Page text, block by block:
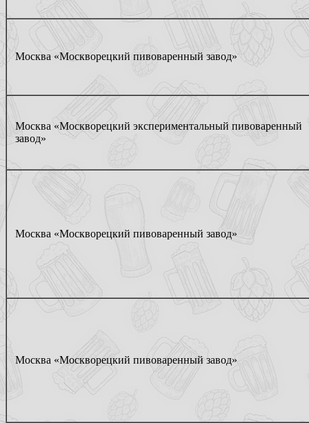
Москва «Москворецкий пивоваренный завод»
Москва «Москворецкий экспериментальный пивоваренный
завод»
Москва «Москворецкий пивоваренный завод»
Москва «Москворецкий пивоваренный завод»